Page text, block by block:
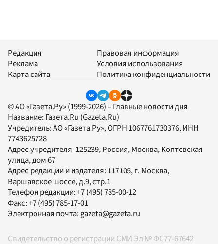
Редакция
Реклама
Карта сайта
Правовая информация
Условия использования
Политика конфиденциальности
© АО «Газета.Ру» (1999-2026) – Главные новости дня
Название: Газета.Ru (Gazeta.Ru)
Учредитель:АО «Газета.Ру», ОГРН 1067761730376, ИНН
7743625728
Адрес учредителя: 125239, Россия, Москва, Коптевская
улица, дом 67
Адрес редакции и издателя: 117105, г. Москва,
Варшавское шоссе, д.9, стр.1
Телефон редакции:+7 (495) 785-00-12
Факс:+7 (495) 785-17-01
Электронная почта:gazeta@gazeta.ru
Свидетельство о регистрации СМИ Эл № ФС77-67642